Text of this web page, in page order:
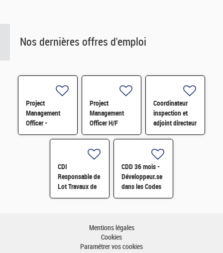
Nos dernières offres d'emploi
Project
Management
Officer -
Référent Cost
Engineering H/F
Project
Management
Officer H/F
Coordinateur
inspection et
adjoint directeur
qualité/inspection
– Projet RJH
H/F
CDI
Responsable de
Lot Travaux de
Démantèlement
CDD 36 mois -
Développeur.se
dans les Codes
de Traitement
Monte-Carlo H/F
Mentions légales
Cookies
Paramétrer vos cookies